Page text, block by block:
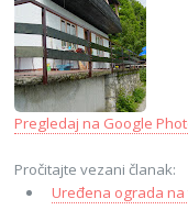
Pregledaj na Google
Pročitajte vezani članak:
Uređena ograda